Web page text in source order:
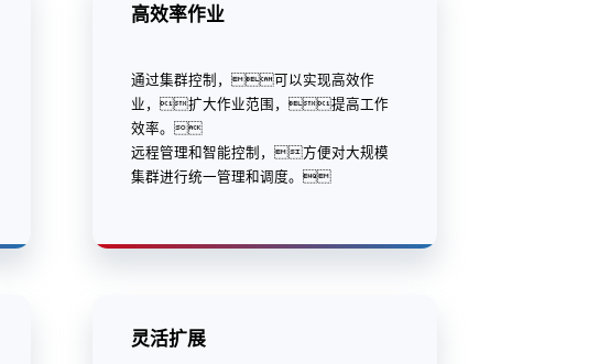
高效率作业
通过集群控制，可以实现高效作
业，扩大作业范围，提高工作
效率。
远程管理和智能控制，方便对大规模
集群进行统一管理和调度。
灵活扩展